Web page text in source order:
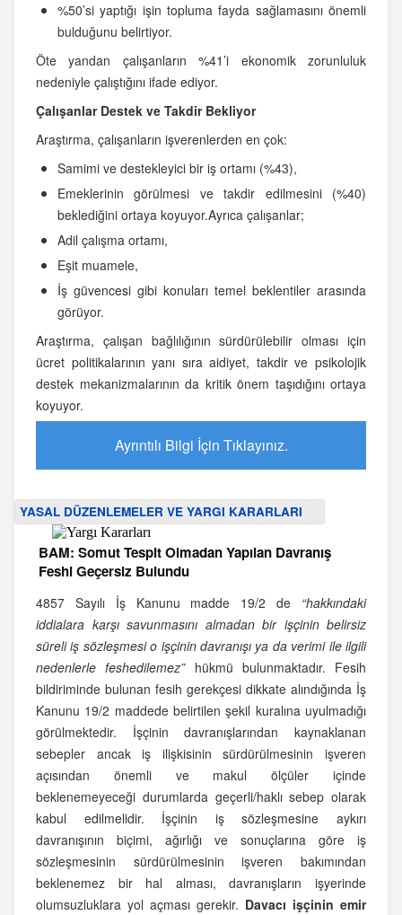
%50’si yaptığı işin topluma fayda sağlamasını önemli
bulduğunu belirtiyor.
Öte yandan çalışanların %41’i ekonomik zorunluluk
nedeniyle çalıştığını ifade ediyor.
Çalışanlar Destek ve Takdir Bekliyor
Araştırma, çalışanların işverenlerden en çok:
Samimi ve destekleyici bir iş ortamı (%43),
Emeklerinin görülmesi ve takdir edilmesini (%40)
beklediğini ortaya koyuyor.Ayrıca çalışanlar;
Adil çalışma ortamı,
Eşit muamele,
İş güvencesi gibi konuları temel beklentiler arasında
görüyor.
Araştırma, çalışan bağlılığının sürdürülebilir olması için
ücret politikalarının yanı sıra aidiyet, takdir ve psikolojik
destek mekanizmalarının da kritik önem taşıdığını ortaya
koyuyor.
Ayrıntılı Bilgi İçin Tıklayınız.
YASAL DÜZENLEMELER VE YARGI KARARLARI
BAM: Somut Tespit Olmadan Yapılan Davranış
Feshi Geçersiz Bulundu
4857 Sayılı İş Kanunu madde 19/2 de “hakkındaki
iddialara karşı savunmasını almadan bir işçinin belirsiz
süreli iş sözleşmesi o işçinin davranışı ya da verimi ile ilgili
nedenlerle feshedilemez”hükmü bulunmaktadır. Fesih
bildiriminde bulunan fesih gerekçesi dikkate alındığında İş
Kanunu 19/2 maddede belirtilen şekil kuralına uyulmadığı
görülmektedir. İşçinin davranışlarından kaynaklanan
sebepler ancak iş ilişkisinin sürdürülmesinin işveren
açısından önemli ve makul ölçüler içinde
beklenemeyeceği durumlarda geçerli/haklı sebep olarak
kabul edilmelidir. İşçinin iş sözleşmesine aykırı
davranışının biçimi, ağırlığı ve sonuçlarına göre iş
sözleşmesinin sürdürülmesinin işveren bakımından
beklenemez bir hal alması, davranışların işyerinde
olumsuzluklara yol açması gerekir. Davacı işçinin emir